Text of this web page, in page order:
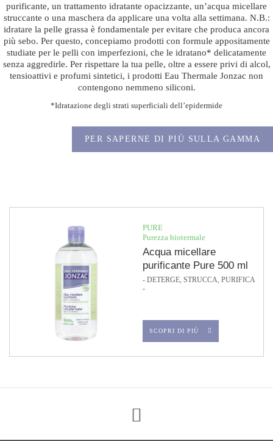
purificante, un trattamento idratante opacizzante, un’acqua micellare
struccante o una maschera da applicare una volta alla settimana. N.B.:
idratare la pelle grassa è fondamentale per evitare che produca ancora
più sebo. Per questo, concepiamo prodotti con formule appositamente
studiate per le pelli con imperfezioni, che le idratano* delicatamente
senza aggredirle. Per rispettare la tua pelle, oltre a essere privi di alcol,
tensioattivi e profumi sintetici, i prodotti Eau Thermale Jonzac non
contengono nemmeno siliconi.
*Idratazione degli strati superficiali dell’epidermide
PER SAPERNE DI PIÙ SULLA GAMMA
PURE
Purezza biotermale
Acqua micellare
purificante Pure 500 ml
- DETERGE, STRUCCA, PURIFICA
-
SCOPRI DI PIÙ